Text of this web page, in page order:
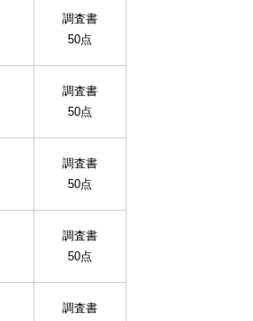
調査書
50点
調査書
50点
調査書
50点
調査書
50点
調査書